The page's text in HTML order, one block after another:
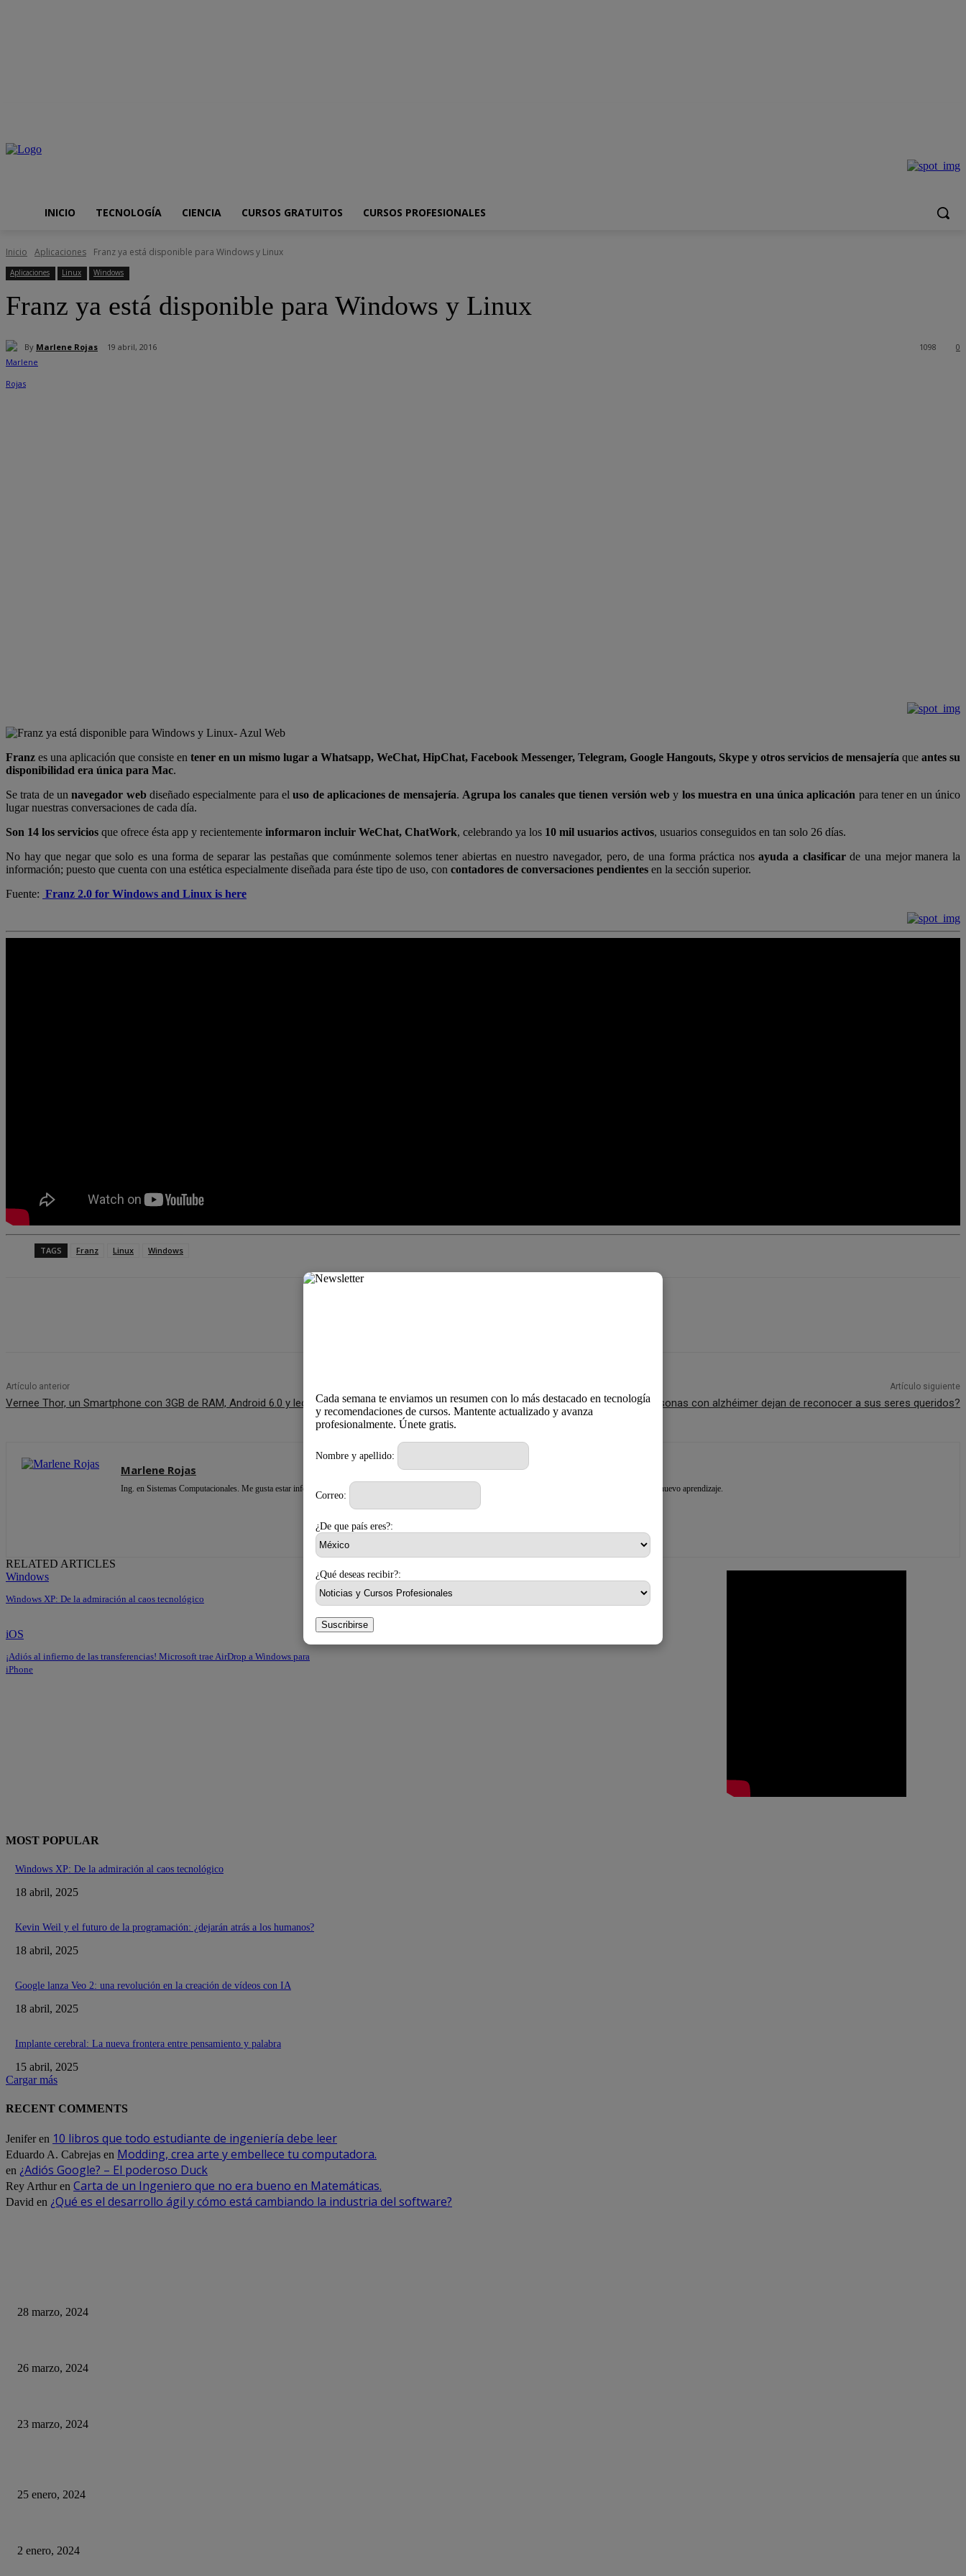
INICIO TECNOLOGÍA CIENCIA CURSOS GRATUITOS CURSOS PROFESIONALES
Inicio Aplicaciones Franz ya está disponible para Windows y Linux
Aplicaciones Linux Windows
Franz ya está disponible para Windows y Linux
By Marlene Rojas 19 abril, 2016 0
1098
Franz es una aplicación que consiste en tener en un mismo lugar a Whatsapp, WeChat, HipChat, Facebook Messenger, Telegram, Google Hangouts, Skype y otros servicios de mensajería que antes su
disponibilidad era única para Mac.
Se trata de un navegador webdiseñado especialmente para eluso de aplicaciones de mensajería. Agrupa los canales que tienen versión web y los muestra en una única aplicación para tener en un único
lugar nuestras conversaciones de cada día.
Son 14 los servicios que ofrece ésta app y recientemente informaron incluir WeChat, ChatWork, celebrando ya los 10 mil usuarios activos, usuarios conseguidos en tan solo 26 días.
No hay que negar que solo es una forma de separar las pestañas que comúnmente solemos tener abiertas en nuestro navegador, pero, de una forma práctica nosayuda a clasificarde una mejor manera la
información; puesto que cuenta con una estética especialmente diseñada para éste tipo de uso, con contadores de conversaciones pendientes en la sección superior.
Fuente: Franz 2.0 for Windows and Linux is here
TAGS Franz Linux Windows
Artículo anterior
Vernee Thor, un Smartphone con 3GB de RAM, Android 6.0 y lector de huellas desde 119USD
Artículo siguiente
¿Por qué las personas con alzhéimer dejan de reconocer a sus seres queridos?
Marlene Rojas
Ing. en Sistemas Computacionales. Me gusta estar informada de todo lo que tenga que ver con ciencia y tecnología y me interesa todo aquello que involucre un nuevo aprendizaje.
RELATED ARTICLES
Windows
Windows XP: De la admiración al caos tecnológico
Linux
Resucita tu PC Viejo con estas Distribuciones Linux ¡Gratis y Parecidas a
iOS
¡Adiós al infierno de las transferencias! Microsoft trae AirDrop a Windows para
iPhone
MOST POPULAR
Windows XP: De la admiración al caos tecnológico
18 abril, 2025
Kevin Weil y el futuro de la programación: ¿dejarán atrás a los humanos?
18 abril, 2025
Google lanza Veo 2: una revolución en la creación de vídeos con IA
18 abril, 2025
Implante cerebral: La nueva frontera entre pensamiento y palabra
15 abril, 2025
Cargar más
RECENT COMMENTS
Jeniferen 10 libros que todo estudiante de ingeniería debe leer
Eduardo A. Cabrejas en Modding, crea arte y embellece tu computadora.
en ¿Adiós Google? – El poderoso Duck
Rey Arthuren Carta de un Ingeniero que no era bueno en Matemáticas.
David en ¿Qué es el desarrollo ágil y cómo está cambiando la industria del software?
28 marzo, 2024
26 marzo, 2024
23 marzo, 2024
25 enero, 2024
2 enero, 2024
Cada semana te enviamos un resumen con lo más destacado en tecnología
y recomendaciones de cursos. Mantente actualizado y avanza
profesionalmente. Únete gratis.
Nombre y apellido:
Correo:
¿De que país eres?:
¿Qué deseas recibir?:
Suscribirse